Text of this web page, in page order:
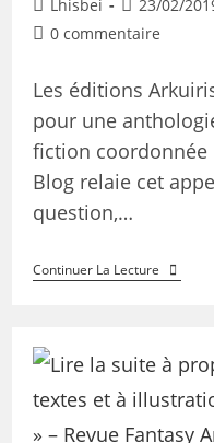
Lhisbei 23/02/
0 commentaire
Les éditions
pour une
fiction coordonnée
Blog relaie cet
question,…
Continuer La Lecture